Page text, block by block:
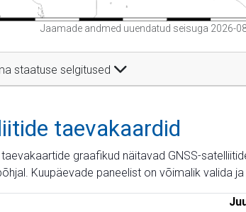
Jaamade andmed uuendatud seisuga 2026-
staatuse selgitused
taevakaardid
graafikud näitavad GNSS-
Kuupäevade paneelist on võimalik valida